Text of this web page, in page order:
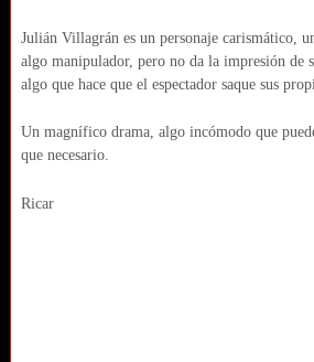
Julián Villagrán es un personaje carismático,
algo manipulador, pero no da la impresión de
algo que hace que el espectador saque sus
Un magnífico drama, algo incómodo que
que necesario.
Ricar